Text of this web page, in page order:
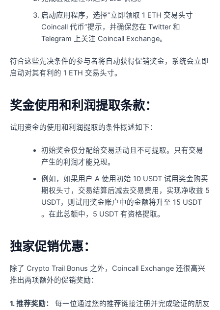
启动应用程序，选择“立即领取 1 ETH 交易头寸
Coincall 代币”提示，并确保您在 Twitter 和
Telegram 上关注 Coincall Exchange。
符合这些先决条件的参与者将自动获得促销奖金，系统会立即
启动对其有利的 1 ETH 交易头寸。
奖金使用和利润提取条款：
试用资金的使用和利润提取的条件概述如下：
初始奖金仅分配给交易活动且不可提取。只有交易
产生的利润才能兑现。
例如，如果用户 A 使用初始 10 USDT 试用奖金购买
期权头寸，交易结算后减去交易费用，实现净收益 5
USDT，则试用奖金账户中的金额将升至 15 USDT
。在此总额中，5 USDT 有资格提取。
独家促销优惠：
除了 Crypto Trail Bonus 之外，Coincall Exchange 还很高兴
推出两项额外的促销奖励：
1. 推荐奖励：
每一位通过您的推荐链接注册并完成验证的朋友